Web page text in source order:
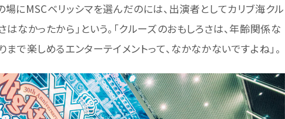
にMSCベリッシマを選んだのには、出演者としてカリブ海クル
なかったから」という。「クルーズのおもしろさは、年齢関係な
で楽しめるエンターテイメントって、なかなかないですよね」。